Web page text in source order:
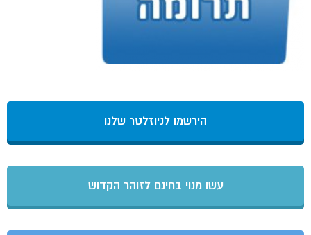
הירשמו לניוזלטר שלנו
עשו מנוי בחינם לזוהר הקדוש